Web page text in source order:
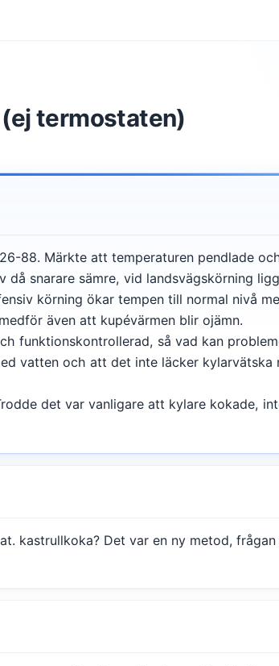
termostaten)
88. Märkte att temperaturen pendlade
snarare sämre, vid landsvägskörning
körning ökar tempen till normal nivå
även att kupévärmen blir ojämn.
funktionskontrollerad, så vad kan
vatten och att det inte läcker kylarvätska
det var vanligare att kylare kokade,
kastrullkoka? Det var en ny metod,